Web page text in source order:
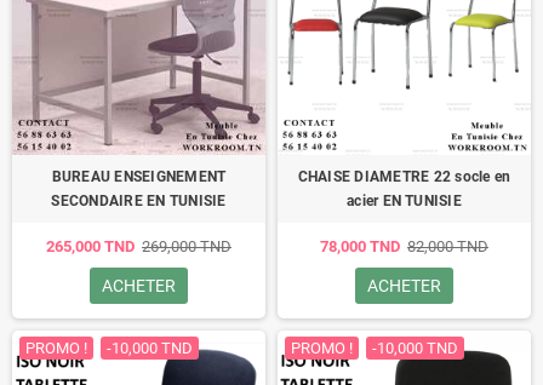
BUREAU ENSEIGNEMENT
SECONDAIRE EN TUNISIE
265,000 TND 269,000 TND
ACHETER
CHAISE DIAMETRE 22 socle en
acier EN TUNISIE
78,000 TND 82,000 TND
ACHETER
PROMO ! -10,000 TND PROMO ! -10,000 TND